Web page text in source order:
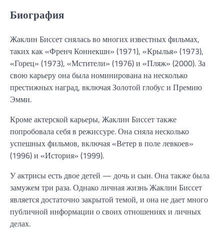
Биография
Жаклин Биссет снялась во многих известных фильмах,
таких как «Френч Коннекшн» (1971), «Крылья» (1973),
«Горец» (1973), «Мстители» (1976) и «Пляж» (2000). За
свою карьеру она была номинирована на несколько
престижных наград, включая Золотой глобус и Премию
Эмми.
Кроме актерской карьеры, Жаклин Биссет также
попробовала себя в режиссуре. Она сняла несколько
успешных фильмов, включая «Ветер в поле левкоев»
(1996) и «История» (1999).
У актрисы есть двое детей — дочь и сын. Она также была
замужем три раза. Однако личная жизнь Жаклин Биссет
является достаточно закрытой темой, и она не дает много
публичной информации о своих отношениях и личных
делах.